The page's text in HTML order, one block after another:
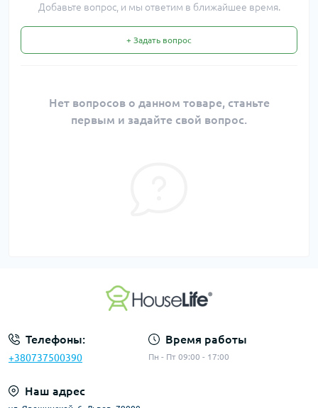
Добавьте вопрос, и мы ответим в ближайшее время.
+ Задать вопрос
Нет вопросов о данном товаре, станьте
первым и задайте свой вопрос.
Телефоны:
+380737500390
Время работы
Пн - Пт 09:00 - 17:00
Наш адрес